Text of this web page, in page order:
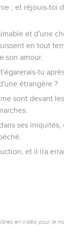
; et réjouis-toi
et d'une
en tout
son amour.
tu
étrangère ?
sont devant
ses
et il ira
en vidéo pour le